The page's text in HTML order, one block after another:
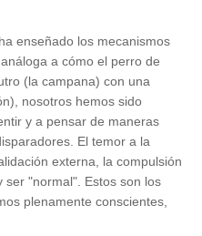
enseñado los mecanismos
a cómo el perro de
(la campana) con una
nosotros hemos sido
y a pensar de maneras
El temor a la
externa, la compulsión
ser "normal". Estos son los
plenamente conscientes,